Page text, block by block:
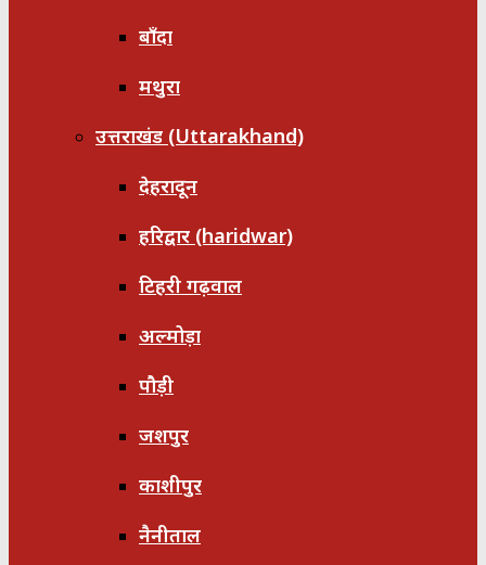
बाँदा
मथुरा
उत्तराखंड (Uttarakhand)
देहरादून
हरिद्वार (haridwar)
टिहरी गढ़वाल
अल्मोड़ा
पौड़ी
जशपुर
काशीपुर
नैनीताल